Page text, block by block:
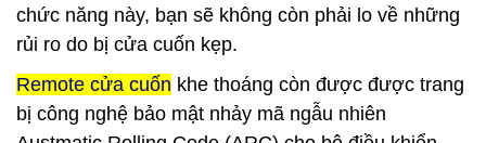
chức năng này, bạn sẽ không còn phải lo về những
rủi ro do bị cửa cuốn kẹp.
Remote cửa cuốn khe thoáng còn được được trang
bị công nghệ bảo mật nhảy mã ngẫu nhiên